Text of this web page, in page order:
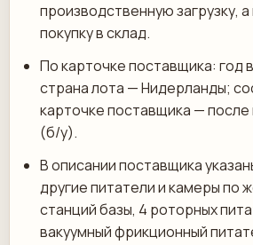
производственную загрузку,
покупку в склад.
По карточке поставщика: год
страна лота — Нидерланды;
карточке поставщика —
(б/у).
В описании поставщика
другие питатели и камеры по
станций базы, 4 роторных
вакуумный фрикционный